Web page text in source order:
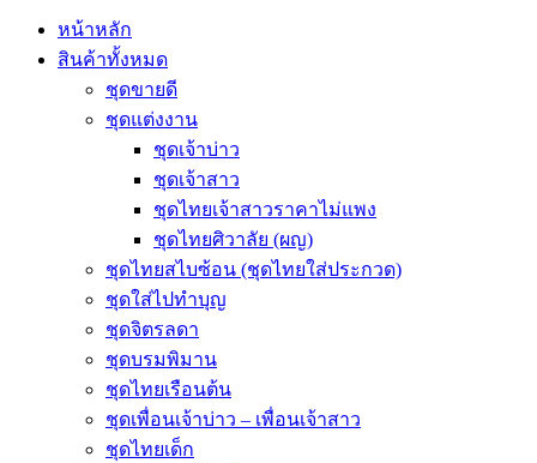
หน้าหลัก
สินค้าทั้งหมด
ชุดขายดี
ชุดแต่งงาน
ชุดเจ้าบ่าว
ชุดเจ้าสาว
ชุดไทยเจ้าสาวราคาไม่แพง
ชุดไทยศิวาลัย (ผญ)
ชุดไทยสไบซ้อน (ชุดไทยใส่ประกวด)
ชุดใส่ไปทำบุญ
ชุดจิตรลดา
ชุดบรมพิมาน
ชุดไทยเรือนต้น
ชุดเพื่อนเจ้าบ่าว – เพื่อนเจ้าสาว
ชุดไทยเด็ก